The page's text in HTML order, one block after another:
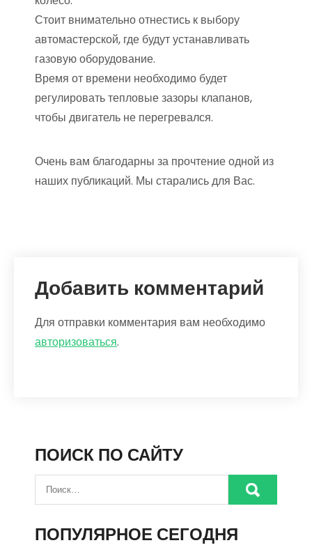
Стоит внимательно отнестись к выбору
автомастерской, где будут устанавливать
газовую оборудование.
Время от времени необходимо будет
регулировать тепловые зазоры клапанов,
чтобы двигатель не перегревался.
Очень вам благодарны за прочтение одной из
наших публикаций. Мы старались для Вас.
Добавить комментарий
Для отправки комментария вам необходимо
авторизоваться.
ПОИСК ПО САЙТУ
ПОПУЛЯРНОЕ СЕГОДНЯ